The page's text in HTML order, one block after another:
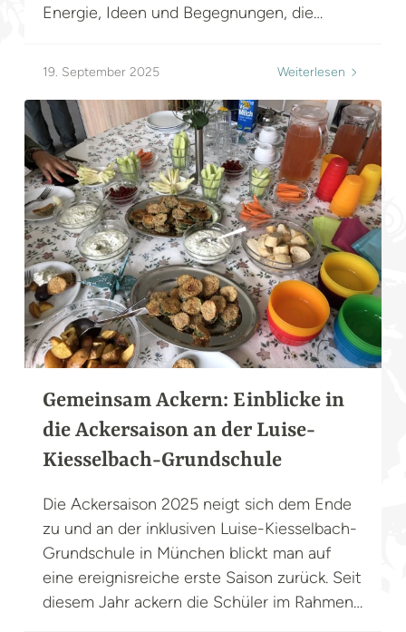
Energie, Ideen und Begegnungen, die
Machen statt reden . Genau darum ging es.
Menschen aus ganz unterschiedlichen
Bereichen – Ernährung, Bildung, Wirtschaft,
Politik – kamen zus...
19. September 2025 Weiterlesen
Gemeinsam Ackern: Einblicke in
die Ackersaison an der Luise-
Kiesselbach-Grundschule
Die Ackersaison 2025 neigt sich dem Ende
zu und an der inklusiven Luise-Kiesselbach-
Grundschule in München blickt man auf
eine ereignisreiche erste Saison zurück. Seit
diesem Jahr ackern die Schüler im Rahmen